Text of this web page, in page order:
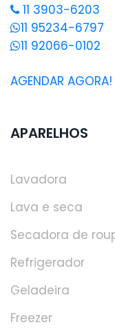
11 3903-6203
11 95234-6797
11 92066-0102
AGENDAR AGORA!
APARELHOS
Lavadora
Lava e seca
Secadora de
Refrigerador
Geladeira
Freezer